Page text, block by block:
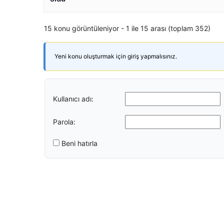
15 konu görüntüleniyor - 1 ile 15 arası (toplam 352)
Yeni konu oluşturmak için giriş yapmalısınız.
Kullanıcı adı:
Parola:
Beni hatırla